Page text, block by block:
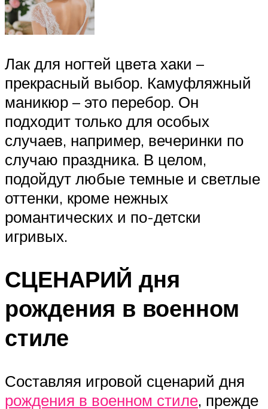
Лак для ногтей цвета хаки –
прекрасный выбор. Камуфляжный
маникюр – это перебор. Он
подходит только для особых
случаев, например, вечеринки по
случаю праздника. В целом,
подойдут любые темные и светлые
оттенки, кроме нежных
романтических и по-детски
игривых.
СЦЕНАРИЙ дня
рождения в военном
стиле
Составляя игровой сценарий дня
рождения в военном стиле, прежде